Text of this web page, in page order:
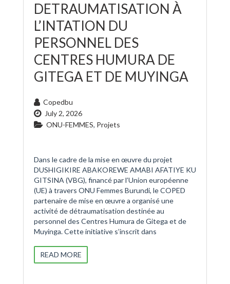
DETRAUMATISATION À
L’INTATION DU
PERSONNEL DES
CENTRES HUMURA DE
GITEGA ET DE MUYINGA
Copedbu
July 2, 2026
ONU-FEMMES, Projets
Dans le cadre de la mise en œuvre du projet
DUSHIGIKIRE ABAKOREWE AMABI AFATIYE KU
GITSINA (VBG), financé par l’Union européenne
(UE) à travers ONU Femmes Burundi, le COPED
partenaire de mise en œuvre a organisé une
activité de détraumatisation destinée au
personnel des Centres Humura de Gitega et de
Muyinga. Cette initiative s’inscrit dans
READ MORE